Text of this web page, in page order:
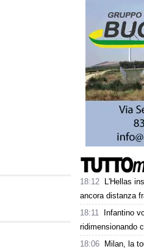
18:12
L'Hellas
ancora distanza
18:11
Infantino
ridimensionando
18:06
Milan, la